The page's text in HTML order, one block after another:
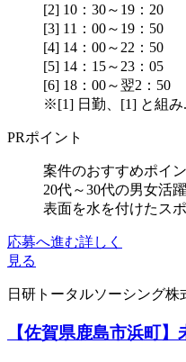
[2] 10：30～19：20
[3] 11：00～19：50
[4] 14：00～22：50
[5] 14：15～23：05
[6] 18：00～翌2：50
※[1] 日勤、[1] と組み
PRポイント
案件のおすすめポイ
20代～30代の男女活
表面を水を付けたス
応募へ進む詳しく
見る
日研トータルソーシング株
【佐賀県鹿島市浜町